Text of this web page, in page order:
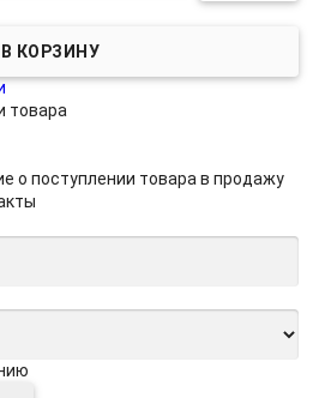
товара
о поступлении товара в продажу